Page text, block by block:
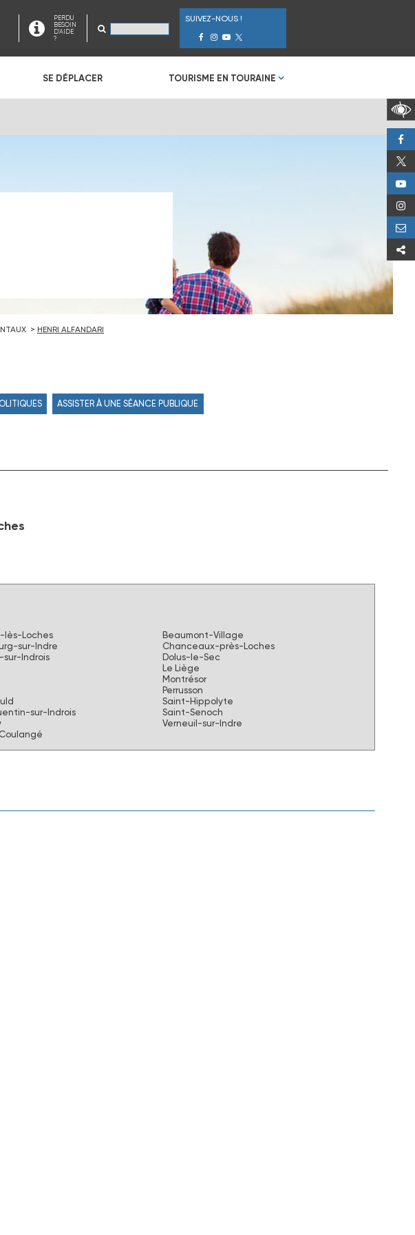
PERDU
BESOIN
D'AIDE
?
SUIVEZ-NOUS !
SE DÉPLACER TOURISME EN TOURAINE
HENRI ALFANDARI
ASSISTER À UNE SÉANCE PUBLIQUE
lès-Loches
Beaumont-Village
sur-Indre
Chanceaux-près-Loches
sur-Indrois
Dolus-le-Sec
Le Liège
Montrésor
Perrusson
Saint-Hippolyte
sur-Indrois
Saint-Senoch
Verneuil-sur-Indre